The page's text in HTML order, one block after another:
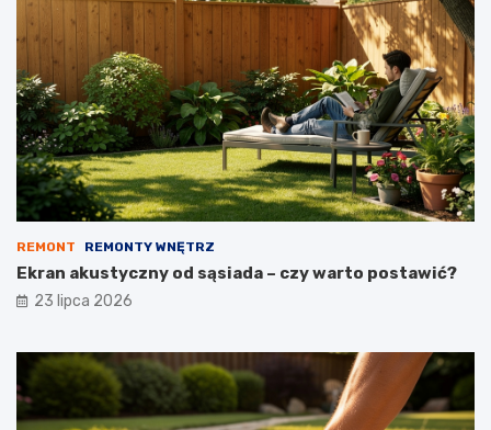
REMONT REMONTY WNĘTRZ
Ekran akustyczny od sąsiada – czy warto postawić?
23 lipca 2026